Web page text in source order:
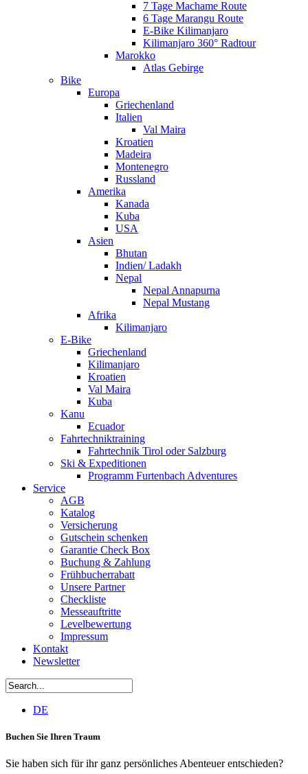
7 Tage Machame Route
6 Tage Marangu Route
E-Bike Kilimanjaro
Kilimanjaro 360° Radtour
Marokko
Atlas Gebirge
Bike
Europa
Griechenland
Italien
Val Maira
Kroatien
Madeira
Montenegro
Russland
Amerika
Kanada
Kuba
USA
Asien
Bhutan
Indien/ Ladakh
Nepal
Nepal Annapurna
Nepal Mustang
Afrika
Kilimanjaro
E-Bike
Griechenland
Kilimanjaro
Kroatien
Val Maira
Kuba
Kanu
Ecuador
Fahrtechniktraining
Fahrtechnik Tirol oder Salzburg
Ski & Expeditionen
Programm Furtenbach Adventures
Service
AGB
Katalog
Versicherung
Gutschein schenken
Garantie Check Box
Buchung & Zahlung
Frühbucherrabatt
Unsere Partner
Checkliste
Messeauftritte
Levelbewertung
Impressum
Kontakt
Newsletter
DE
Buchen Sie Ihren Traum
Sie haben sich für ihr ganz persönliches Abenteuer entschieden?